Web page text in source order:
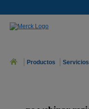
Productos Servicios